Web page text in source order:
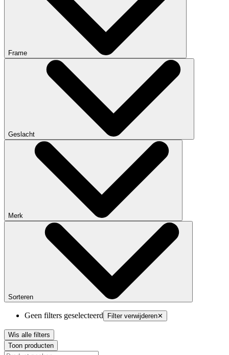
Frame
Geslacht
Merk
Sorteren
Geen filters geselecteerd Filter verwijderen✕
Wis alle filters
Toon producten